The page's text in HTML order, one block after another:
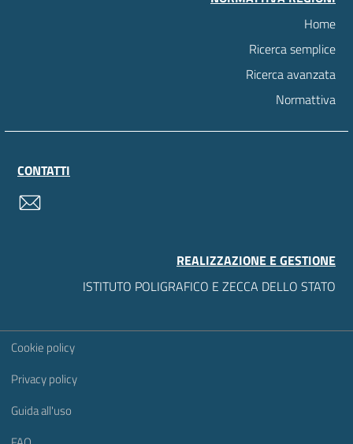
Home
Ricerca semplice
Ricerca avanzata
Normattiva
CONTATTI
REALIZZAZIONE E GESTIONE
ISTITUTO POLIGRAFICO E ZECCA DELLO STATO
Sezione Link Utili
Cookie policy
Privacy policy
Guida all'uso